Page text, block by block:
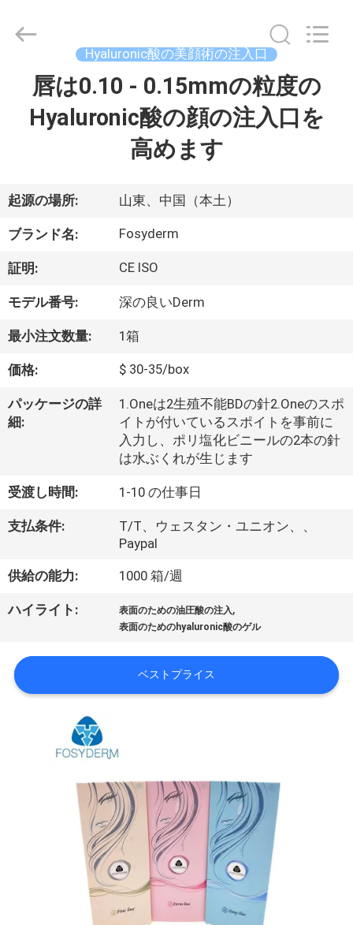
品
わ
た
し
ち
に
い
工
ア
ー
2026
Jinan
Reserved.
Hyaluronic酸の美顔術の注入口
唇は0.10 - 0.15mmの粒度の
Hyaluronic酸の顔の注入口を
高めます
起源の場所: 山東、中国（本土）
ブランド名: Fosyderm
証明: CE ISO
モデル番号: 深の良いDerm
最小注文数量: 1箱
価格: $ 30-35/box
パッケージの詳
細:
1.Oneは2生殖不能BDの針2.Oneのスポ
イトが付いているスポイトを事前に
入力し、ポリ塩化ビニールの2本の針
は水ぶくれが生じます
受渡し時間: 1-10 の仕事日
支払条件:
T/T、ウェスタン・ユニオン、、
Paypal
供給の能力: 1000 箱/週
ハイライト: 表面のための油圧酸の注入,
表面のためのhyaluronic酸のゲル
ベストプライス